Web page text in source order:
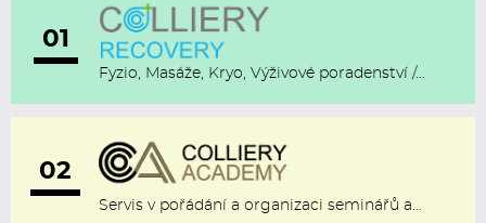
01
Fyzio, Masáže, Kryo, Výživové poradenství /…
02
Servis v pořádání a organizaci seminářů a…